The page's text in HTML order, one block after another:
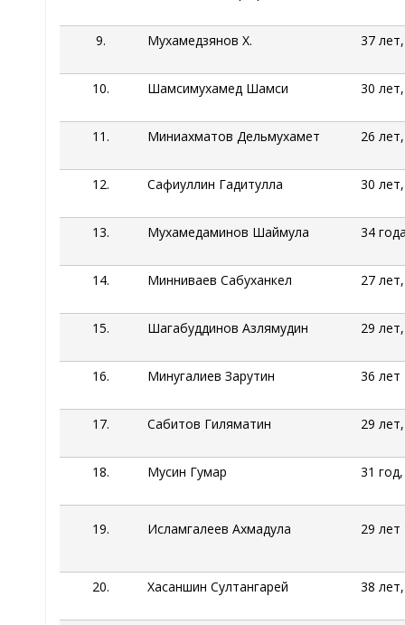
9. Мухамедзянов Х. 37
10. Шамсимухамед Шамси 30
11. Миниахматов Дельмухамет 26
12. Сафиуллин Гадитулла 30
13. Мухамедаминов Шаймула 34
14. Минниваев Сабуханкел 27
15. Шагабуддинов Азлямудин 29
16. Минугалиев Зарутин 36 лет
17. Сабитов Гиляматин 29
18. Мусин Гумар 31
19. Исламгалеев Ахмадула 29 лет
20. Хасаншин Султангарей 38